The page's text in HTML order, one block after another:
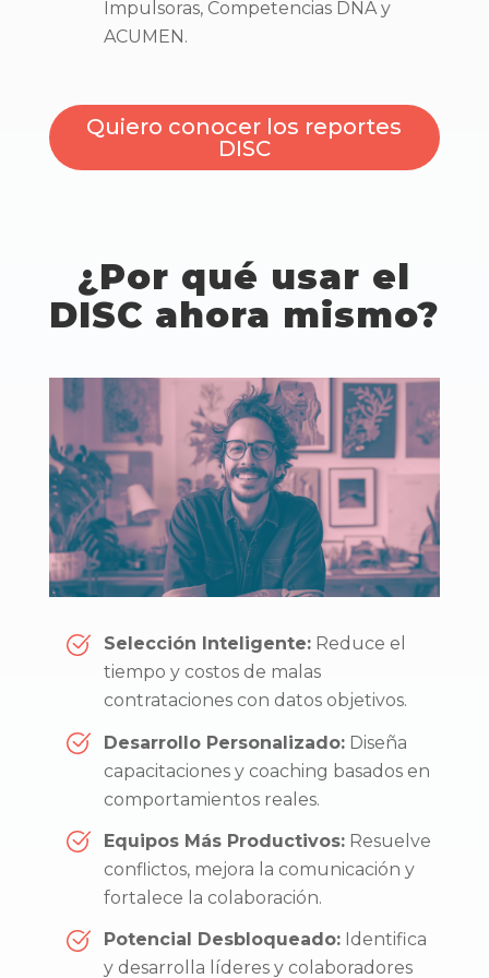
Impulsoras, Competencias DNA y
ACUMEN.
Quiero conocer los reportes
DISC
¿Por qué usar el
DISC ahora mismo?
Selección Inteligente: Reduce el
tiempo y costos de malas
contrataciones con datos objetivos.
Desarrollo Personalizado: Diseña
capacitaciones y coaching basados en
comportamientos reales.
Equipos Más Productivos: Resuelve
conflictos, mejora la comunicación y
fortalece la colaboración.
Potencial Desbloqueado: Identifica
y desarrolla líderes y colaboradores